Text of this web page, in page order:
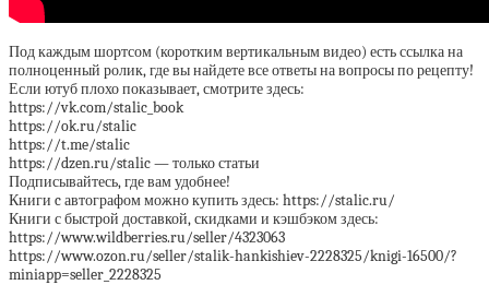
Под каждым шортсом (коротким вертикальным видео) есть ссылка на
полноценный ролик, где вы найдете все ответы на вопросы по рецепту!
Если ютуб плохо показывает, смотрите здесь:
https://vk.com/stalic_book
https://ok.ru/stalic
https://t.me/stalic
https://dzen.ru/stalic — только статьи
Подписывайтесь, где вам удобнее!
Книги c автографом можно купить здесь: https://stalic.ru/
Книги с быстрой доставкой, скидками и кэшбэком здесь:
https://www.wildberries.ru/seller/4323063
https://www.ozon.ru/seller/stalik-hankishiev-2228325/knigi-16500/?
miniapp=seller_2228325